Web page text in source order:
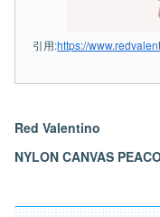
引用:https://
Red Valentino
NYLON CANVAS